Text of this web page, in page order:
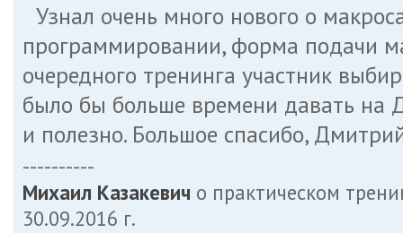
Узнал очень много нового о
программировании, форма подачи
очередного тренинга участник
было бы больше времени давать на
и полезно. Большое спасибо,
----------
Михаил Казакевич о практическом
30.09.2016 г.